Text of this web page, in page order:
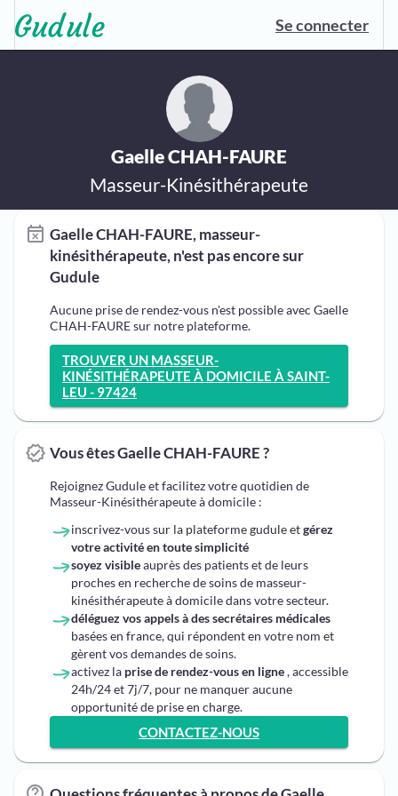
Se connecter
Gaelle CHAH-FAURE
Masseur-Kinésithérapeute
Gaelle CHAH-FAURE, masseur-
kinésithérapeute, n'est pas encore sur
Gudule
Aucune prise de rendez-vous n'est possible avec Gaelle
CHAH-FAURE sur notre plateforme.
TROUVER UN MASSEUR-
KINÉSITHÉRAPEUTE À DOMICILE À SAINT-
LEU - 97424
Vous êtes Gaelle CHAH-FAURE ?
Rejoignez Gudule et facilitez votre quotidien de
Masseur-Kinésithérapeute à domicile :
inscrivez-vous sur la plateforme gudule etgérez
votre activité en toute simplicité
soyez visibleauprès des patients et de leurs
proches en recherche de soins de masseur-
kinésithérapeute à domicile dans votre secteur.
déléguez vos appels à des secrétaires médicales
basées en france, qui répondent en votre nom et
gèrent vos demandes de soins.
activez la prise de rendez-vous en ligne, accessible
24h/24 et 7j/7, pour ne manquer aucune
opportunité de prise en charge.
CONTACTEZ-NOUS